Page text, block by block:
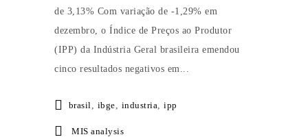
de 3,13% Com variação de -1,29% em
dezembro, o Índice de Preços ao Produtor
(IPP) da Indústria Geral brasileira emendou
cinco resultados negativos em...
brasil ibge industria ipp
MIS analysis